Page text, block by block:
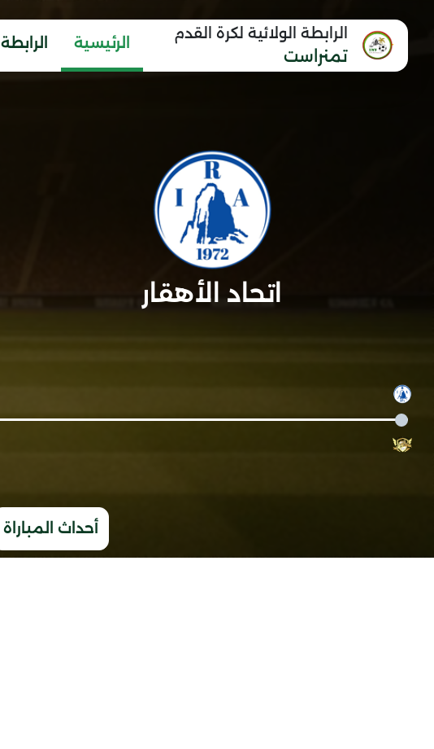
الرابطة الولائية لكرة القدم
تمنراست
الرئيسية الرابطة
اتحاد الأهقار
أحداث المباراة